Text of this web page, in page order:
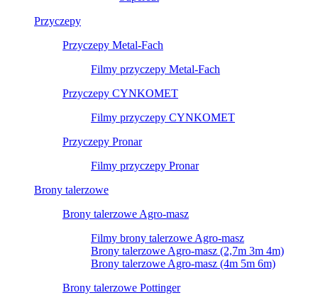
Przyczepy
Przyczepy Metal-Fach
Filmy przyczepy Metal-Fach
Przyczepy CYNKOMET
Filmy przyczepy CYNKOMET
Przyczepy Pronar
Filmy przyczepy Pronar
Brony talerzowe
Brony talerzowe Agro-masz
Filmy brony talerzowe Agro-masz
Brony talerzowe Agro-masz (2,7m 3m 4m)
Brony talerzowe Agro-masz (4m 5m 6m)
Brony talerzowe Pottinger